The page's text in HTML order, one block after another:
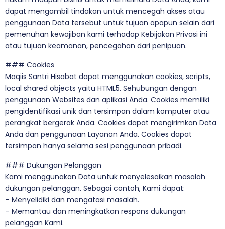
dapat mengambil tindakan untuk mencegah akses atau
penggunaan Data tersebut untuk tujuan apapun selain dari
pemenuhan kewajiban kami terhadap Kebijakan Privasi ini
atau tujuan keamanan, pencegahan dari penipuan.
### Cookies
Maqiis Santri Hisabat dapat menggunakan cookies, scripts,
local shared objects yaitu HTML5. Sehubungan dengan
penggunaan Websites dan aplikasi Anda. Cookies memiliki
pengidentifikasi unik dan tersimpan dalam komputer atau
perangkat bergerak Anda. Cookies dapat mengirimkan Data
Anda dan penggunaan Layanan Anda. Cookies dapat
tersimpan hanya selama sesi penggunaan pribadi.
### Dukungan Pelanggan
Kami menggunakan Data untuk menyelesaikan masalah
dukungan pelanggan. Sebagai contoh, Kami dapat:
– Menyelidiki dan mengatasi masalah.
– Memantau dan meningkatkan respons dukungan
pelanggan Kami.